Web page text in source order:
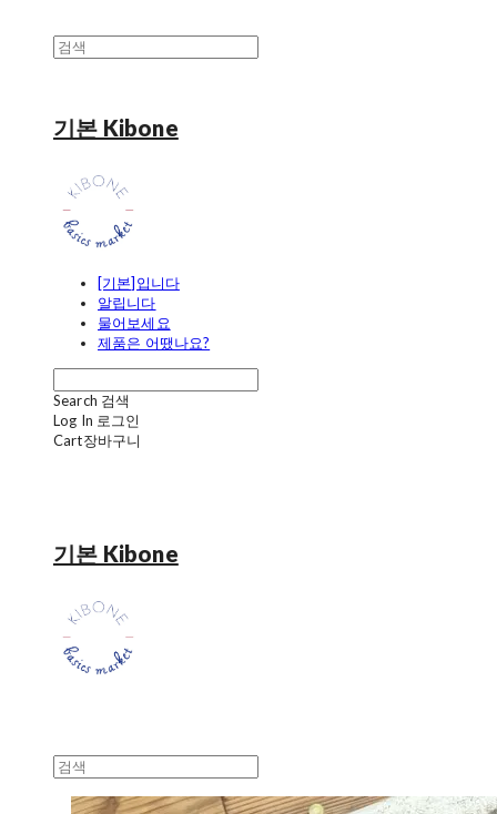
기본 Kibone
[기본]입니다
알립니다
물어보세요
제품은 어땠나요?
Search 검색
Log In 로그인
Cart장바구니
기본 Kibone